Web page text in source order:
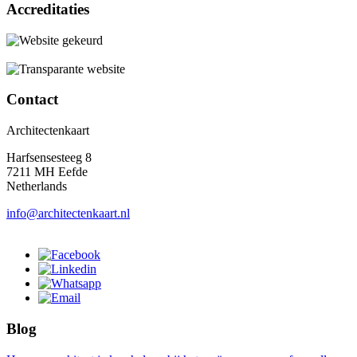
Accreditaties
Contact
Architectenkaart
Harfsensesteeg 8
7211 MH Eefde
Netherlands
info@architectenkaart.nl
Blog